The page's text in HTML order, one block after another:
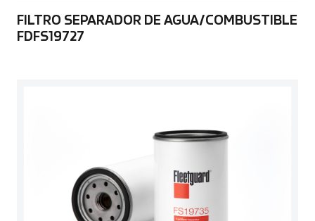
FILTRO SEPARADOR DE AGUA/COMBUSTIBLE
FDFS19727